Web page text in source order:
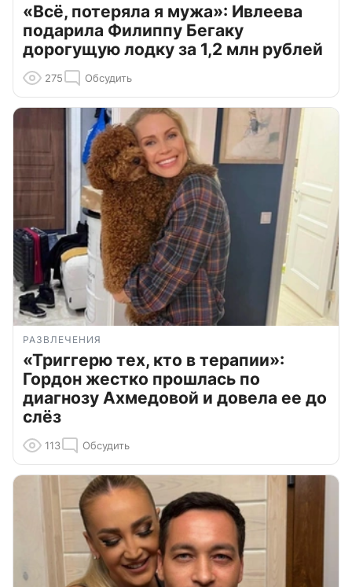
«Всё, потеряла я мужа»: Ивлеева
подарила Филиппу Бегаку
дорогущую лодку за 1,2 млн рублей
275 Обсудить
РАЗВЛЕЧЕНИЯ
«Триггерю тех, кто в терапии»:
Гордон жестко прошлась по
диагнозу Ахмедовой и довела ее до
слёз
113 Обсудить